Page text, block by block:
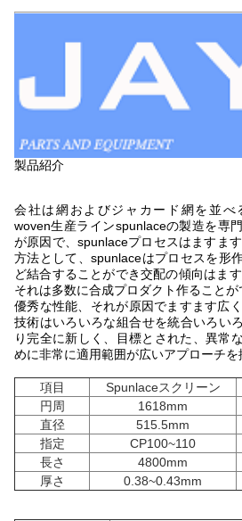
製品紹介
会社は網およびジャカード網を並べ
woven生産ラインspunlaceの製造を専
が原因で、spunlaceプロセスはますま
方法として、spunlaceはプロセスを形
ど結合することができ交配の傾向はま
それは多数に合成プロダクト作ることが
優秀な性能、それが原因でますます広
技術はいろいろな組合せを統合いろい
り完全に新しく、目標とされた、異常
めに非常に適用範囲が広いアプローチを
項目 Spunlaceスクリーン
円周
1618mm
直径
515.5mm
指定
CP100~110
長さ
4800mm
厚さ
0.38~0.43mm